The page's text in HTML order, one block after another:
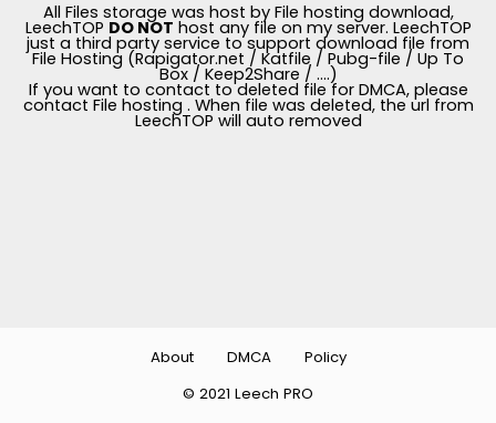
All Files storage was host by File hosting download,
LeechTOP DO NOT host any file on my server. LeechTOP
just a third party service to support download file from
File Hosting (Rapigator.net / Katfile / Pubg-file / Up To
Box / Keep2Share / ....)
If you want to contact to deleted file for DMCA, please
contact File hosting . When file was deleted, the url from
LeechTOP will auto removed
© 2021 Leech PRO
About DMCA Policy